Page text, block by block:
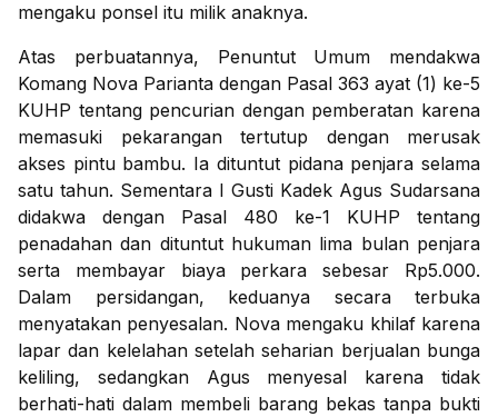
mengaku ponsel itu milik anaknya.
Atas perbuatannya, Penuntut Umum mendakwa
Komang Nova Parianta dengan Pasal 363 ayat (1) ke-5
KUHP tentang pencurian dengan pemberatan karena
memasuki pekarangan tertutup dengan merusak
akses pintu bambu. Ia dituntut pidana penjara selama
satu tahun. Sementara I Gusti Kadek Agus Sudarsana
didakwa dengan Pasal 480 ke-1 KUHP tentang
penadahan dan dituntut hukuman lima bulan penjara
serta membayar biaya perkara sebesar Rp5.000.
Dalam persidangan, keduanya secara terbuka
menyatakan penyesalan. Nova mengaku khilaf karena
lapar dan kelelahan setelah seharian berjualan bunga
keliling, sedangkan Agus menyesal karena tidak
berhati-hati dalam membeli barang bekas tanpa bukti